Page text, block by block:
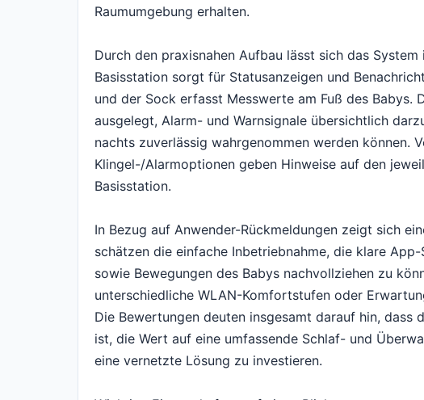
Raumumgebung erhalten.
Durch den praxisnahen Aufbau lässt sich das
Basisstation sorgt für Statusanzeigen und
und der Sock erfasst Messwerte am Fuß des
ausgelegt, Alarm- und Warnsignale übersichtlich
nachts zuverlässig wahrgenommen werden können.
Klingel-/Alarmoptionen geben Hinweise auf den
Basisstation.
In Bezug auf Anwender-Rückmeldungen zeigt sich
schätzen die einfache Inbetriebnahme, die klare
sowie Bewegungen des Babys nachvollziehen zu
unterschiedliche WLAN-Komfortstufen oder
Die Bewertungen deuten insgesamt darauf hin,
ist, die Wert auf eine umfassende Schlaf- und
eine vernetzte Lösung zu investieren.